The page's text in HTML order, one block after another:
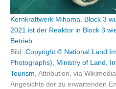
Kernkraftwerk Mihama. Block 3
2021 ist der Reaktor in Block 3
Betrieb.
Bild:Copyright © National Land
Photographs), Ministry of Land,
Tourism, Attribution, via
Angesichts der zu erwartenden